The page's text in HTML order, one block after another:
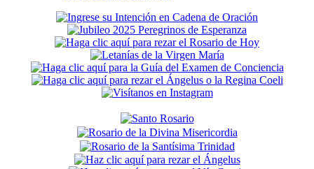
Secondary
Sidebar